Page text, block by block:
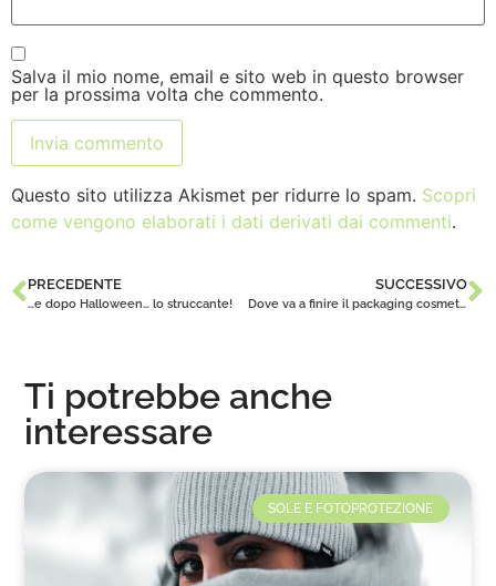
Salva il mio nome, email e sito web in questo browser
per la prossima volta che commento.
Questo sito utilizza Akismet per ridurre lo spam. Scopri
come vengono elaborati i dati derivati dai commenti.
PRECEDENTE
…e dopo Halloween… lo struccante!
SUCCESSIVO
Dove va a finire il packaging cosmetico?
Ti potrebbe anche
interessare
SOLE E FOTOPROTEZIONE